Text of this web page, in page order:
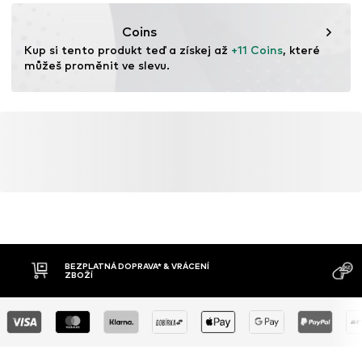
Coins
Kup si tento produkt teď a získej až +11 Coins, které
můžeš proměnit ve slevu.
DOBÍRKA
MOŽNOST